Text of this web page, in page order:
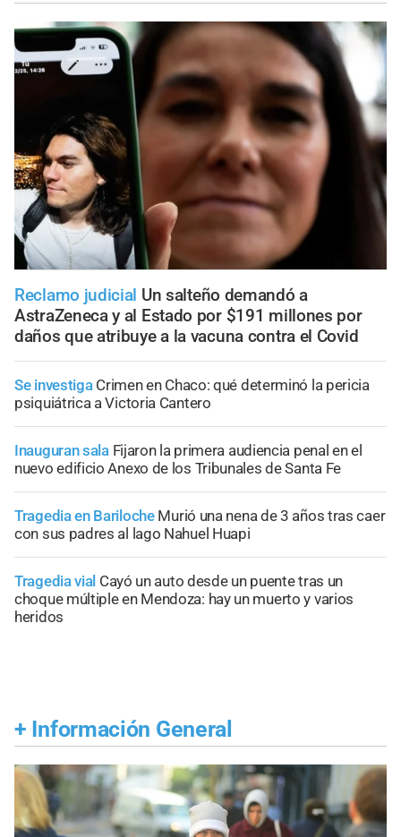
Reclamo judicial Un salteño demandó a
AstraZeneca y al Estado por $191 millones por
daños que atribuye a la vacuna contra el Covid
Se investiga Crimen en Chaco: qué determinó la pericia
psiquiátrica a Victoria Cantero
Inauguran sala Fijaron la primera audiencia penal en el
nuevo edificio Anexo de los Tribunales de Santa Fe
Tragedia en Bariloche Murió una nena de 3 años tras caer
con sus padres al lago Nahuel Huapi
Tragedia vial Cayó un auto desde un puente tras un
choque múltiple en Mendoza: hay un muerto y varios
heridos
+ Información General